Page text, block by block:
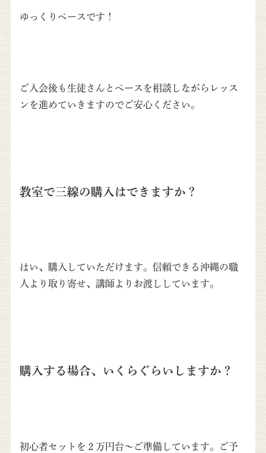
ゆっくりペースです！
ご入会後も生徒さんとペースを相談しながらレッス
ンを進めていきますのでご安心ください。
教室で三線の購入はできますか？
はい、購入していただけます。信頼できる沖縄の職
人より取り寄せ、講師よりお渡ししています。
購入する場合、いくらぐらいしますか？
初心者セットを２万円台～ご準備しています。ご予